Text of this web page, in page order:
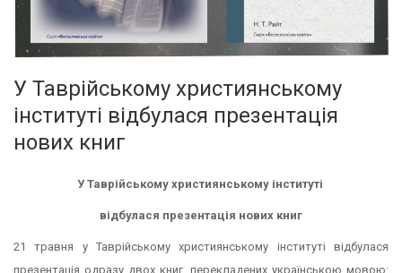
У Таврійському християнському
інституті відбулася презентація
нових книг
У Таврійському християнському інституті
відбулася презентація нових книг
21 травня у Таврійському християнському інституті відбулася
презентація одразу двох книг, перекладених українською мовою: